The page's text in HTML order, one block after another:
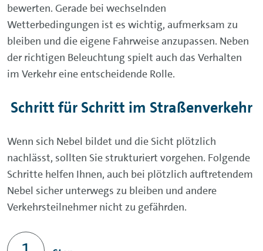
bewerten. Gerade bei wechselnden
Wetterbedingungen ist es wichtig, aufmerksam zu
bleiben und die eigene Fahrweise anzupassen. Neben
der richtigen Beleuchtung spielt auch das Verhalten
im Verkehr eine entscheidende Rolle.
Schritt für Schritt im Straßenverkehr
Wenn sich Nebel bildet und die Sicht plötzlich
nachlässt, sollten Sie strukturiert vorgehen. Folgende
Schritte helfen Ihnen, auch bei plötzlich auftretendem
Nebel sicher unterwegs zu bleiben und andere
Verkehrsteilnehmer nicht zu gefährden.